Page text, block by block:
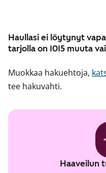
Haullasi ei löytynyt
tarjolla on 1015 muuta
Muokkaa hakuehtoja,
tee hakuvahti.
Haaveilun